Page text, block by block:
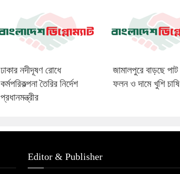
ঢাকার নদীদূষণ রোধে
কর্মপরিকল্পনা তৈরির নির্দেশ
প্রধানমন্ত্রীর
জামালপুরে বাড়ছে পাট
ফলন ও দামে খুশি চাষি
Editor & Publisher